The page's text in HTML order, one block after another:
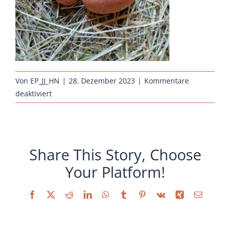
Sonstiges
Von EP_JJ_HN | 28. Dezember 2023 | Kommentare
deaktiviertfür
Huehnernest-
silber-
schwarz-
Share This Story, Choose
Your Platform!
Facebook
X RedditLinkedInWhatsApp
TumblrPinterest
Vk Xing E-